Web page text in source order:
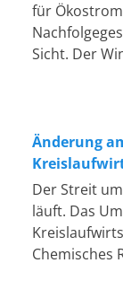
für
Sicht. Der
Problem hat
gelöst, die
deutlich
der Branche
So viele
wurden
Halbjahr
Änderung
Chemisches
füllen
Der Streit
läuft. Das
Chemisches